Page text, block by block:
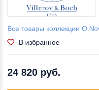
Все товары коллекции
В избранное
24 820 руб.